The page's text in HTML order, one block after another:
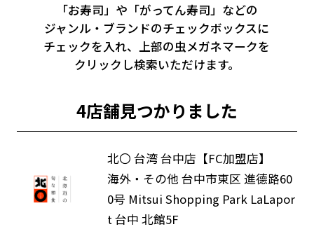
「お寿司」や「がってん寿司」などの
ジャンル・ブランドのチェックボックスに
チェックを入れ、
上部の虫メガネマークを
クリックし検索いただけます。
4店舗見つかりました
北〇 台湾 台中店【FC加盟店】
海外・その他 台中市東区 進德路60
0号 Mitsui Shopping Park LaLapor
t 台中 北館5F